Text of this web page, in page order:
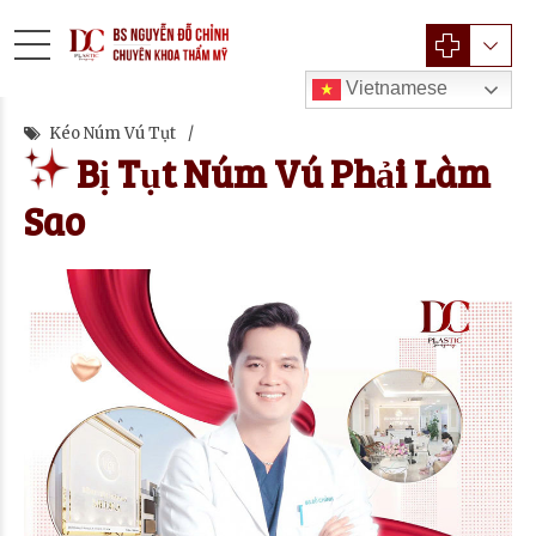
Vietnamese
Kéo Núm Vú Tụt
Bị Tụt Núm Vú Phải Làm
Sao